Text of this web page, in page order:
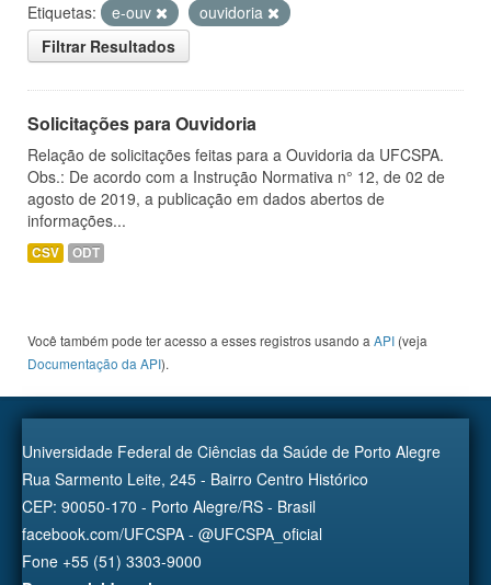
Etiquetas:
e-ouv
ouvidoria
Filtrar Resultados
Solicitações para Ouvidoria
Relação de solicitações feitas para a Ouvidoria da UFCSPA.
Obs.: De acordo com a Instrução Normativa n° 12, de 02 de
agosto de 2019, a publicação em dados abertos de
informações...
CSV ODT
Você também pode ter acesso a esses registros usando a API (veja
Documentação da API).
Universidade Federal de Ciências da Saúde de Porto Alegre
Rua Sarmento Leite, 245 - Bairro Centro Histórico
CEP: 90050-170 - Porto Alegre/RS - Brasil
facebook.com/UFCSPA - @UFCSPA_oficial
Fone +55 (51) 3303-9000